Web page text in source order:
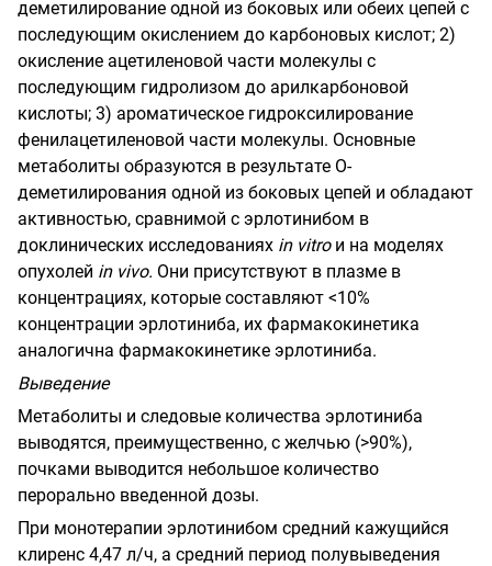
деметилирование одной из боковых или обеих цепей с
последующим окислением до карбоновых кислот; 2)
окисление ацетиленовой части молекулы с
последующим гидролизом до арилкарбоновой
кислоты; 3) ароматическое гидроксилирование
фенилацетиленовой части молекулы. Основные
метаболиты образуются в результате О-
деметилирования одной из боковых цепей и обладают
активностью, сравнимой с эрлотинибом в
доклинических исследованиях in vitro и на моделях
опухолей in vivo. Они присутствуют в плазме в
концентрациях, которые составляют <10%
концентрации эрлотиниба, их фармакокинетика
аналогична фармакокинетике эрлотиниба.
Выведение
Метаболиты и следовые количества эрлотиниба
выводятся, преимущественно, с желчью (>90%),
почками выводится небольшое количество
перорально введенной дозы.
При монотерапии эрлотинибом средний кажущийся
клиренс 4,47 л/ч, а средний период полувыведения